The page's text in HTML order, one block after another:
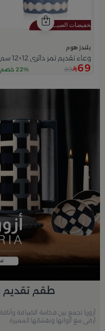
بلندز هوم
وعاء تقديم تمر دائري 12×12 سم أبيض وأزرق من الخزف الحجري بغطاء من أزوريا
69
89 22% خصم
طقم تقديم
أزوريا تجمع بين فخامة الضيافة
أرقى مع ألوانها ونقشاتها المميزة